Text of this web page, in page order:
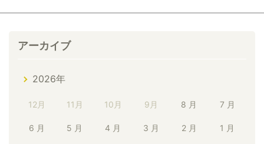
アーカイブ
2026年
12月 11月 10月 9月 8 月 7 月
6 月 5 月 4 月 3 月 2 月 1 月